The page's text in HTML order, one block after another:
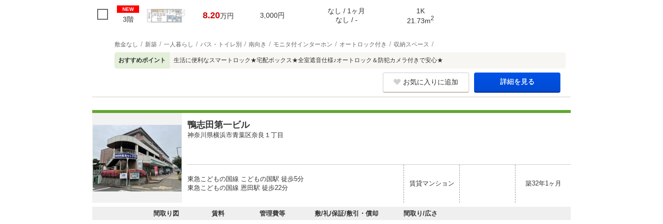
NEW
3階 8.20万円 3,000円
なし / 1ヶ月
なし / -
1K
21.73m2
敷金なし 新築 一人暮らし バス・トイレ別 南向き モニタ付インターホン オートロック付き 収納スペース
おすすめポイント 生活に便利なスマートロック★宅配ボックス★全室遮音仕様♪オートロック＆防犯カメラ付きで安心★
お気に入りに追加 詳細を見る
鴨志田第一ビル
神奈川県横浜市青葉区奈良１丁目
東急こどもの国線 こどもの国駅 徒歩5分
東急こどもの国線 恩田駅 徒歩22分
賃貸マンション 築32年1ヶ月
間取り図 賃料 管理費等 敷/礼/保証/敷引・償却 間取り/広さ